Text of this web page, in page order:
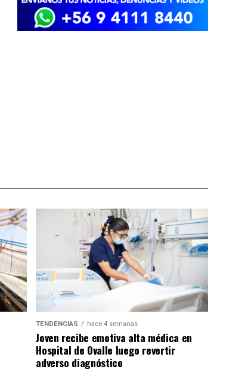
TENDENCIAS hace 4 semanas
Joven recibe emotiva alta médica en
Hospital de Ovalle luego revertir
adverso diagnóstico